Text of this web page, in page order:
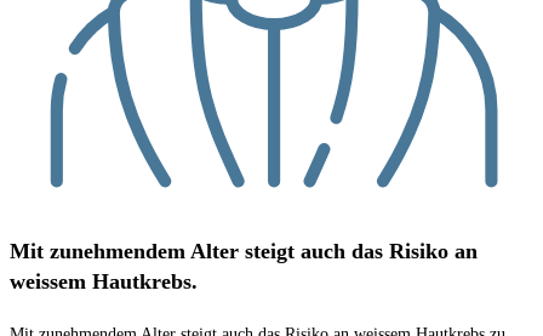
Mit zunehmendem Alter steigt auch das Risiko an
weissem Hautkrebs.​